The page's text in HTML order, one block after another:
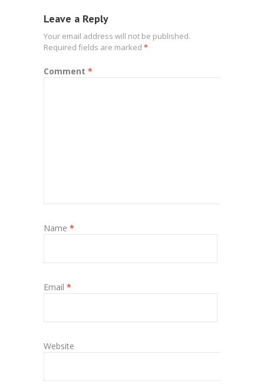
Leave a Reply
Your email address will not be published.
Required fields are marked *
Comment *
Name *
Email *
Website